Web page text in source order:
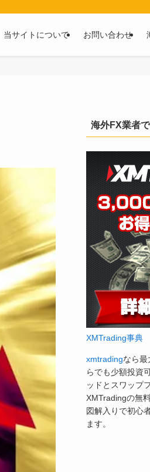
口コミや評判を2chや5chからピックアッ
当サイトについて お問い合わせ
海外FX業者
XMTrading事典
xmtradingなら
らでも少額投資
ッドとスワップ
XMTradingの無
図解入りで初心
ます。